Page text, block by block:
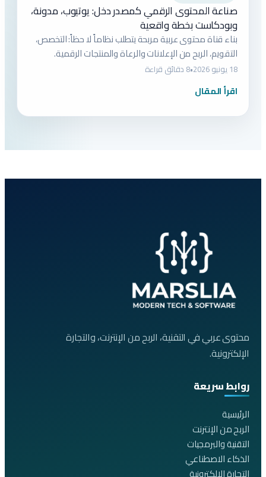
صناعة المحتوى الرقمي كمصدر دخل: يوتيوب، مدونة،
وبودكاست بخطة واقعية
بناء قناة محتوى عربية مربحة يتطلب نظاماً لا حظاً: التخصص،
التقويم، الربح من الإعلانات والرعاة والمنتجات الرقمية.
18 يونيو 2026 •8 دقائق قراءة
اقرأ المقال
محتوى عربي في التقنية، الربح من الإنترنت، والتجارة
الإلكترونية.
روابط سريعة
الرئيسية
الربح من الإنترنت
التقنية والبرمجيات
الذكاء الاصطناعي